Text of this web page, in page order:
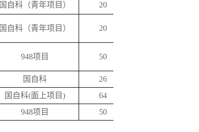
国自科（青年项目） 20
国自科（青年项目） 20
948项目 50
国自科 26
国自科(面上项目) 64
948项目 50